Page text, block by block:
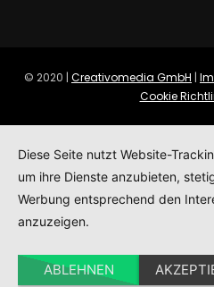
© 2020 | Creativomedia GmbH |
Cookie
Diese Seite nutzt Website-
um ihre Dienste anzubieten,
Werbung entsprechend den
anzuzeigen.
ABLEHNEN